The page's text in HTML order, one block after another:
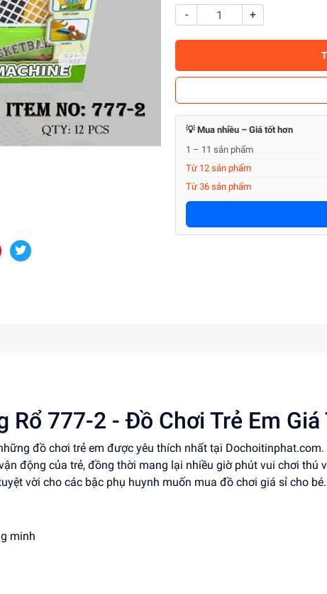
-
+
💡 Mua nhiều – Giá tốt hơn
1 – 11 sản phẩm
Từ 12 sản phẩm
Từ 36 sản phẩm
Rổ 777-2 - Đồ Chơi Trẻ Em Giá
đồ chơi trẻ em được yêu thích nhất tại Dochoitinphat.com.
động của trẻ, đồng thời mang lại nhiều giờ phút vui chơi thú
vời cho các bậc phụ huynh muốn mua đồ chơi giá sỉ cho bé.
minh